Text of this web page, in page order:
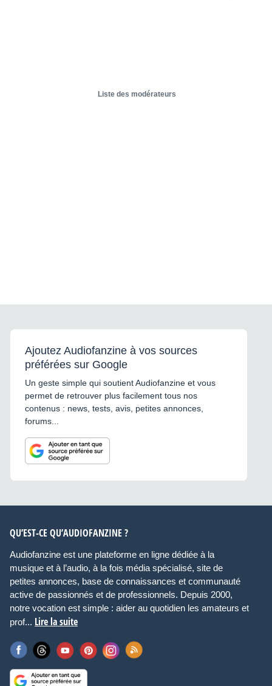
Liste des modérateurs
Ajoutez Audiofanzine à vos sources
préférées sur Google
Un geste simple qui soutient Audiofanzine et vous
permet de retrouver plus facilement tous nos
contenus : news, tests, avis, petites annonces,
forums...
QU’EST-CE QU’AUDIOFANZINE ?
Audiofanzine est une plateforme en ligne dédiée à la
musique et à l’audio, à la fois média spécialisé, site de
petites annonces, base de connaissances et communauté
active de passionnés et de professionnels. Depuis 2000,
notre vocation est simple : aider au quotidien les amateurs et
prof... Lire la suite